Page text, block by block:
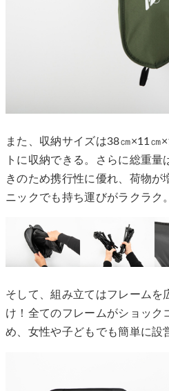
また、収納サイズは38㎝×11㎝
トに収納できる。さらに総重
きのため携行性に優れ、荷物が
ニックでも持ち運びがラクラク。
そして、組み立てはフレームを
け！全てのフレームがショック
め、女性や子どもでも簡単に設